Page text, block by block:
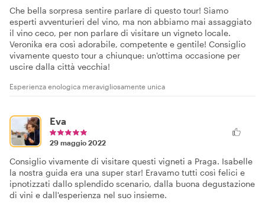
Che bella sorpresa sentire parlare di questo tour! Siamo
esperti avventurieri del vino, ma non abbiamo mai assaggiato
il vino ceco, per non parlare di visitare un vigneto locale.
Veronika era così adorabile, competente e gentile! Consiglio
vivamente questo tour a chiunque: un'ottima occasione per
uscire dalla città vecchia!
Esperienza enologica meravigliosamente unica
Eva
29 maggio 2022
Consiglio vivamente di visitare questi vigneti a Praga. Isabelle
la nostra guida era una super star! Eravamo tutti così felici e
ipnotizzati dallo splendido scenario, dalla buona degustazione
di vini e dall'esperienza nel suo insieme.